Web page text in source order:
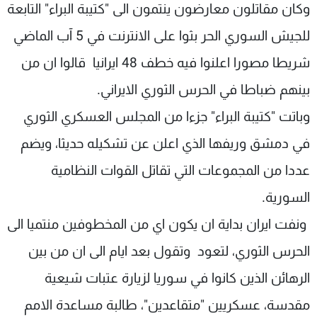
وكان مقاتلون معارضون ينتمون الى "كتيبة البراء" التابعة
للجيش السوري الحر بثوا على الانترنت في 5 آب الماضي
شريطا مصورا اعلنوا فيه خطف 48 ايرانيا قالوا ان من
بينهم ضباطا في الحرس الثوري الايراني.
وباتت "كتيبة البراء" جزءا من المجلس العسكري الثوري
في دمشق وريفها الذي اعلن عن تشكيله حديثا، ويضم
عددا من المجموعات التي تقاتل القوات النظامية
السورية.
ونفت ايران بداية ان يكون اي من المخطوفين منتميا الى
الحرس الثوري، لتعود وتقول بعد ايام الى ان من بين
الرهائن الذين كانوا في سوريا لزيارة عتبات شيعية
مقدسة، عسكريين "متقاعدين"، طالبة مساعدة الامم
سياسة الخصوصية